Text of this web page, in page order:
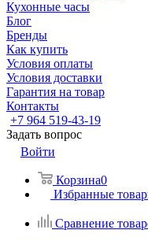
Кухонные часы
Блог
Бренды
Как купить
Условия оплаты
Условия доставки
Гарантия на товар
Контакты
+7 964 519-43-19
Задать вопрос
Войти
Корзина0
Избранные
Сравнение